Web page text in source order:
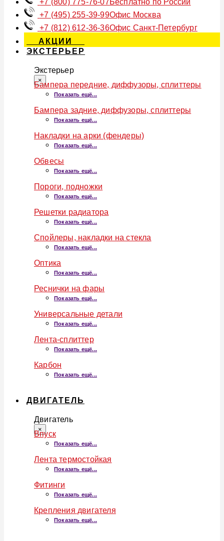
+7 (800) 775-76-07Бесплатно по России
+7 (495) 255-39-99Офис Москва
+7 (812) 612-36-36Офис Санкт-Петербург
АКЦИИ
ЭКСТЕРЬЕР
Экстерьер
×
Бампера передние, диффузоры, сплиттеры
Показать ещё...
Бампера задние, диффузоры, сплиттеры
Показать ещё...
Накладки на арки (фендеры)
Показать ещё...
Обвесы
Показать ещё...
Пороги, подножки
Показать ещё...
Решетки радиатора
Показать ещё...
Спойлеры, накладки на стекла
Показать ещё...
Оптика
Показать ещё...
Реснички на фары
Показать ещё...
Универсальные детали
Показать ещё...
Лента-сплиттер
Показать ещё...
Карбон
Показать ещё...
ДВИГАТЕЛЬ
Двигатель
×
Впуск
Показать ещё...
Лента термостойкая
Показать ещё...
Фитинги
Показать ещё...
Крепления двигателя
Показать ещё...